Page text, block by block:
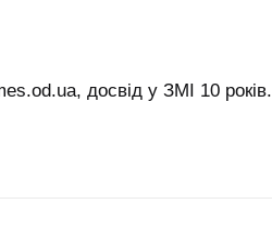
досвід у ЗМІ 10 років.